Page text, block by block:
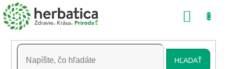
Prejsť
na
obsah
HĽADAŤ